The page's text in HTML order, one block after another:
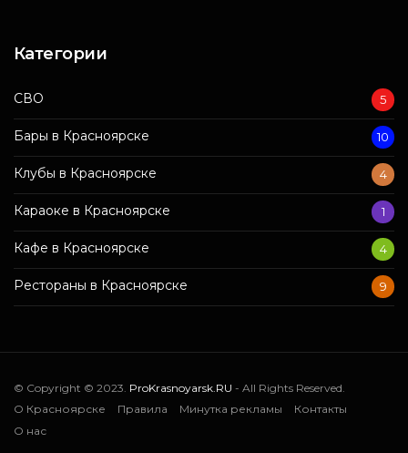
Категории
СВО 5
Бары в Красноярске 10
Клубы в Красноярске 4
Караоке в Красноярске 1
Кафе в Красноярске 4
Рестораны в Красноярске 9
© Copyright © 2023. ProKrasnoyarsk.RU - All Rights Reserved.
О Красноярске
Правила Минутка рекламы
Контакты
О нас